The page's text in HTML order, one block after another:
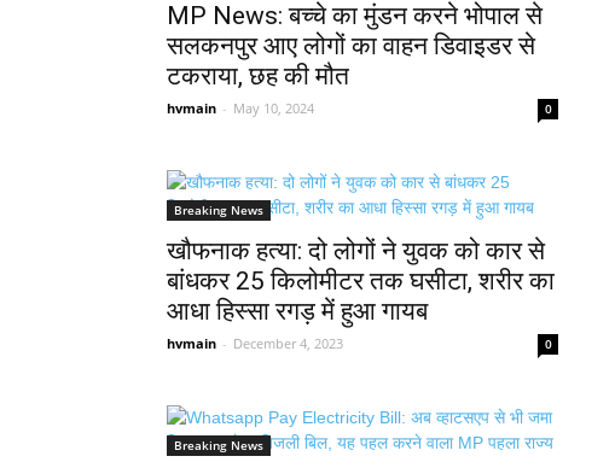
MP News: बच्चे का मुंडन करने भोपाल से
सलकनपुर आए लोगों का वाहन डिवाइडर से
टकराया, छह की मौत
hvmain - May 10, 2024 0
Breaking News
खौफनाक हत्या: दो लोगों ने युवक को कार से
बांधकर 25 किलोमीटर तक घसीटा, शरीर का
आधा हिस्सा रगड़ में हुआ गायब
hvmain - December 4, 2023 0
Breaking News